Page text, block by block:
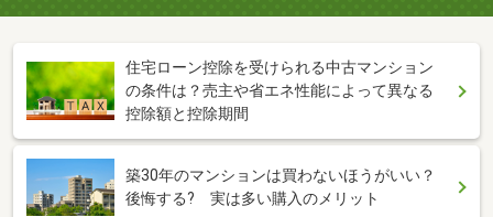
住宅ローン控除を受けられる中古マンション
の条件は？売主や省エネ性能によって異なる
控除額と控除期間
築30年のマンションは買わないほうがいい？
後悔する? 実は多い購入のメリット